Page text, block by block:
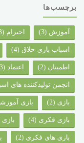
برچسب‌ها
آموزش (3) احترام (3)
اسباب بازی خلاق (4)
اطمینان (2) اعتماد (3)
انجمن تولیدکننده های
بازی (2) بازی
بازی فکری (4)
بازی های فکری (2)